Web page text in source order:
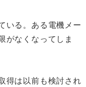
いる。ある電機メー
がなくなってしま
得は以前も検討され